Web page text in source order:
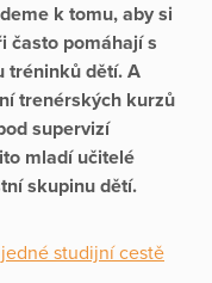
k tomu, aby si
často pomáhají s
tréninků dětí. A
trenérských kurzů
supervizí
mladí učitelé
skupinu dětí.
studijní cestě